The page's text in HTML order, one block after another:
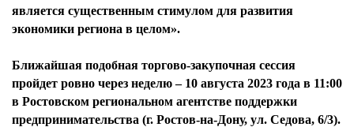
является существенным стимулом для развития
экономики региона в целом».
Ближайшая подобная торгово-закупочная сессия
пройдет ровно через неделю – 10 августа 2023 года в 11:00
в Ростовском региональном агентстве поддержки
предпринимательства (г. Ростов-на-Дону, ул. Седова, 6/3).